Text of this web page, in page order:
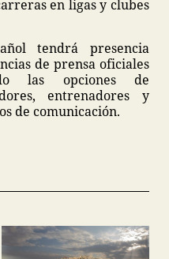
en ligas y clubes
tendrá presencia
de prensa oficiales
las opciones de
entrenadores y
de comunicación.